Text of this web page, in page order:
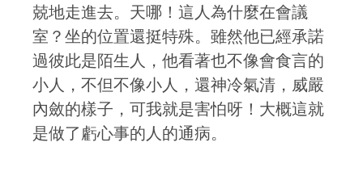
兢地走進去。天哪！這人為什麼在會議
室？坐的位置還挺特殊。雖然他已經承諾
過彼此是陌生人，他看著也不像會食言的
小人，不但不像小人，還神冷氣清，威嚴
內斂的樣子，可我就是害怕呀！大概這就
是做了虧心事的人的通病。